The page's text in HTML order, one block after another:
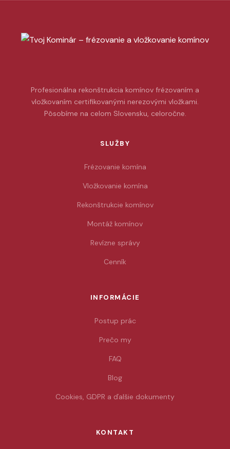
Profesionálna rekonštrukcia komínov frézovaním a
vložkovaním certifikovanými nerezovými vložkami.
Pôsobíme na celom Slovensku, celoročne.
SLUŽBY
Frézovanie komína
Vložkovanie komína
Rekonštrukcie komínov
Montáž komínov
Revízne správy
Cenník
INFORMÁCIE
Postup prác
Prečo my
FAQ
Blog
Cookies, GDPR a ďalšie dokumenty
KONTAKT